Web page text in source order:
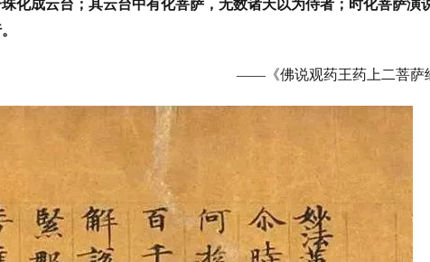
化成云台；其云台中有化菩萨，无数诸天以为侍者；时化菩萨演
—— 《佛说观药王药上二菩萨